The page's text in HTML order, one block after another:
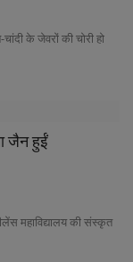
के जेवरों की चोरी हो
जैन हुईं
महाविद्यालय की संस्कृत